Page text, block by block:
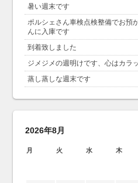
暑い週末です
ポルシェさん車検点検整備でお預
んに入庫です
到着致しました
ジメジメの週明けです、心はカラ
蒸し蒸しな週末です
2026年8月
月 火 水 木